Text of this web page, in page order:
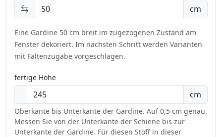
cm
Eine Gardine 50 cm breit im zugezogenen Zustand am
Fenster dekoriert. Im nächsten Schritt werden Varianten
mit Faltenzugabe vorgeschlagen.
fertige Höhe
cm
Oberkante bis Unterkante der Gardine. Auf 0,5 cm genau.
Messen Sie von der Unterkante der Schiene bis zur
Unterkante der Gardine. Für diesen Stoff in dieser